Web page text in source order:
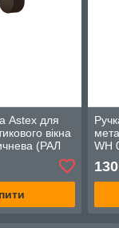
Astex для
вікна
(РАЛ
WH
130